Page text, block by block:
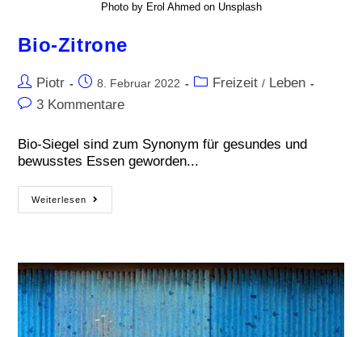
Photo by Erol Ahmed on Unsplash
Bio-Zitrone
Piotr 8. Februar 2022 Freizeit / Leben
3 Kommentare
Bio-Siegel sind zum Synonym für gesundes und
bewusstes Essen geworden...
Weiterlesen